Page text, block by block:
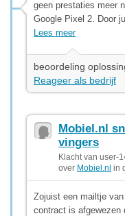
geen prestaties meer
Google Pixel 2. Door
Lees meer
beoordeling
Reageer als bedrijf
Mobiel.nl
vingers
Klacht van user-
over Mobiel.nl in
Zojuist een mailtje
contract is afgewezen